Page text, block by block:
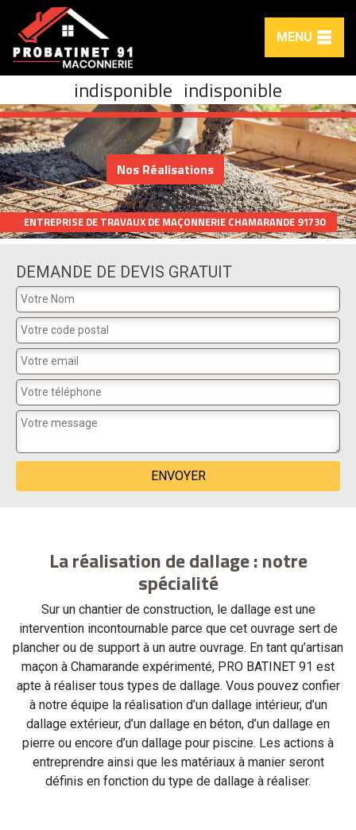
MENU
indisponible indisponible
Nos Réalisations
ENTREPRISE DE TRAVAUX DE MAÇONNERIE CHAMARANDE 91730
DEMANDE DE DEVIS GRATUIT
La réalisation de dallage : notre
spécialité
Sur un chantier de construction, le dallage est une
intervention incontournable parce que cet ouvrage sert de
plancher ou de support à un autre ouvrage. En tant qu’artisan
maçon à Chamarande expérimenté, PRO BATINET 91 est
apte à réaliser tous types de dallage. Vous pouvez confier
à notre équipe la réalisation d’un dallage intérieur, d’un
dallage extérieur, d’un dallage en béton, d’un dallage en
pierre ou encore d’un dallage pour piscine. Les actions à
entreprendre ainsi que les matériaux à manier seront
définis en fonction du type de dallage à réaliser.